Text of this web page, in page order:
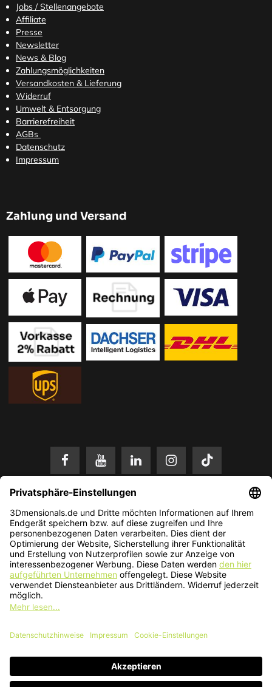
Jobs / Stellenangebote
Affiliate
Presse
Newsletter
News & Blog
Zahlungsmöglichkeiten
Versandkosten & Lieferung
Widerruf
Umwelt & Entsorgung
Barrierefreiheit
AGBs
Datenschutz
Impressum
Zahlung und Versand
* Alle Preise in EUR inkl. gesetzl. Mehrwertsteuer zzgl. Versandkosten.
Änderungen und Irrtümer vorbehalten. Nur solange der Vorrat reicht.
© 2026 3Dmensionals / PONTIALIS GmbH & Co. KG - All Rights Reserved.​
Kundenbewertung